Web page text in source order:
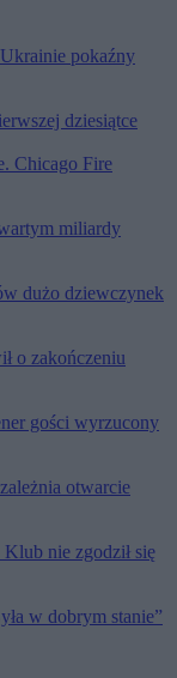
pokaźny
dziesiątce
Chicago Fire
miliardy
dużo dziewczynek
o zakończeniu
gości wyrzucony
otwarcie
nie zgodził się
w dobrym stanie”